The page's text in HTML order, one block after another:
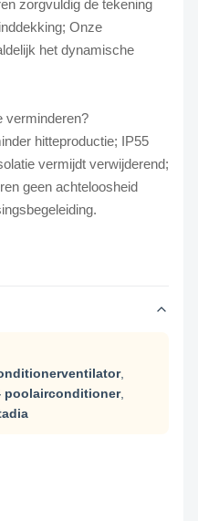
zorgvuldig de tekening
Onze
het dynamische
verminderen?
hitteproductie; IP55
vermijdt verwijderend;
geen achteloosheid
,
poolairconditioner,